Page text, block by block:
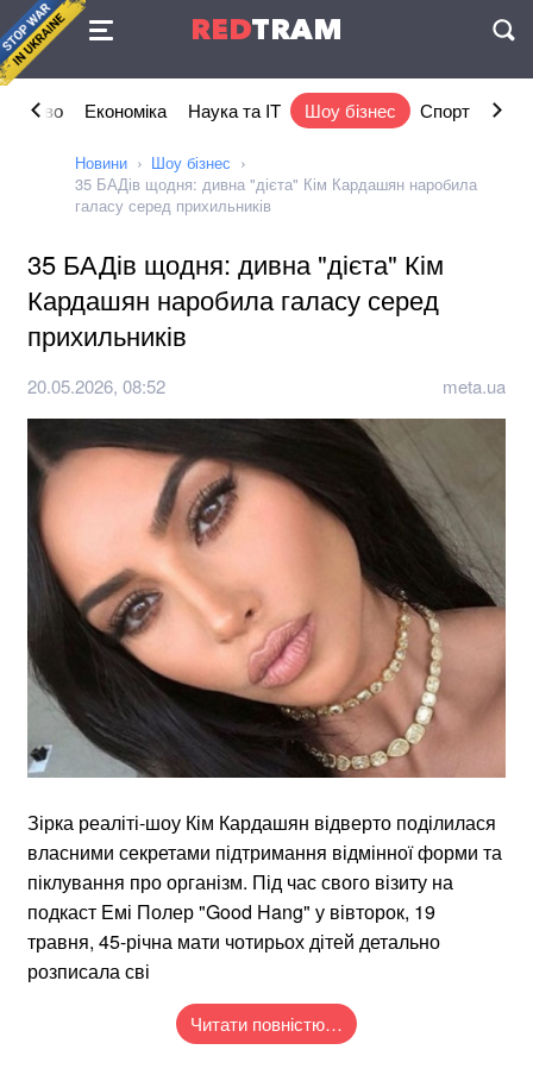
REDTRAM
Угода
Економіка Наука та IT Шоу бізнес Спорт
Новини
Шоу бізнес
35 БАДів щодня: дивна "дієта" Кім Кардашян наробила
галасу серед прихильників
35 БАДів щодня: дивна "дієта" Кім
Кардашян наробила галасу серед
прихильників
20.05.2026, 08:52 meta.ua
Зірка реаліті-шоу Кім Кардашян відверто поділилася
власними секретами підтримання відмінної форми та
піклування про організм. Під час свого візиту на
подкаст Емі Полер "Good Hang" у вівторок, 19
травня, 45-річна мати чотирьох дітей детально
розписала сві
Читати повністю…